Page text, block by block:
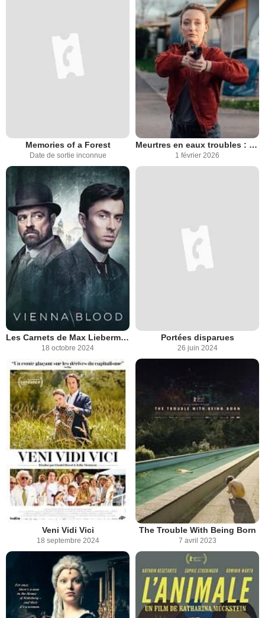
Memories of a Forest
Date de sortie inconnue
Meurtres en eaux troubles : Solana Nigrum
1 février 2026
Les Carnets de Max Liebermann
18 octobre 2024
Portées disparues
26 juin 2024
Veni Vidi Vici
18 septembre 2024
The Trouble With Being Born
7 avril 2023